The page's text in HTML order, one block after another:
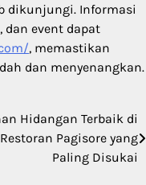
dikunjungi. Informasi
dan event dapat
, memastikan
dan menyenangkan.
Hidangan Terbaik di
Restoran Pagisore yang
Paling Disukai